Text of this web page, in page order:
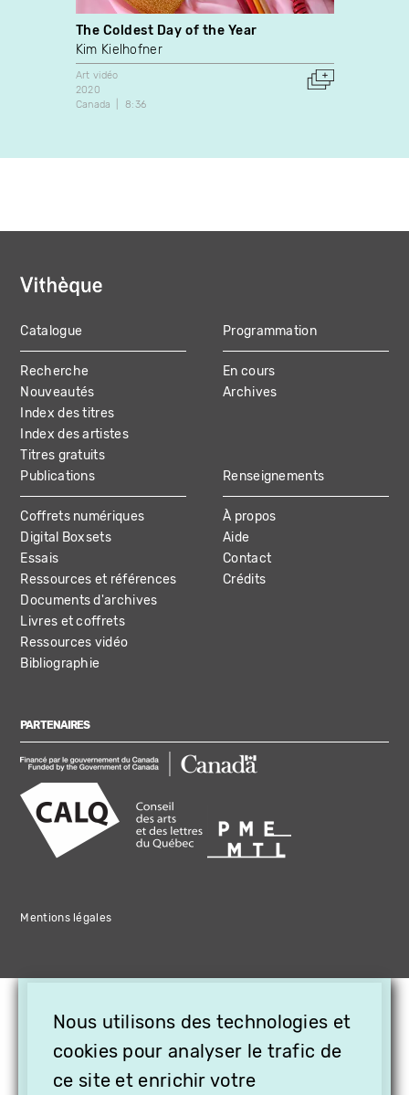
The Coldest Day of the Year
Kim Kielhofner
Art vidéo
2020
Canada
8:36
MAIN
NAVIGATION
Catalogue
Recherche
Nouveautés
Index des titres
Index des artistes
Titres gratuits
Programmation
En cours
Archives
Publications
Coffrets numériques
Digital Boxsets
Essais
Ressources et références
Documents d'archives
Livres et coffrets
Ressources vidéo
Bibliographie
Renseignements
À propos
Aide
Contact
Crédits
PARTENAIRES
Mentions légales
Nous utilisons des technologies et
cookies pour analyser le trafic de
ce site et enrichir votre
OFFREZ LA VIDÉO EN
CADEAU, ABONNEZ VOS
PROCHES À VITHÈQUE !